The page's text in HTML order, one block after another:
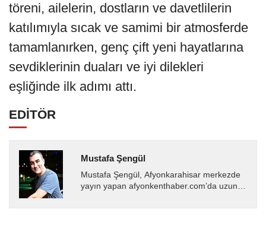
töreni, ailelerin, dostların ve davetlilerin
katılımıyla sıcak ve samimi bir atmosferde
tamamlanırken, genç çift yeni hayatlarına
sevdiklerinin duaları ve iyi dilekleri
eşliğinde ilk adımı attı.
EDİTÖR
Mustafa Şengül
Mustafa Şengül, Afyonkarahisar merkezde
yayın yapan afyonkenthaber.com’da uzun
almakta, haber akışı...